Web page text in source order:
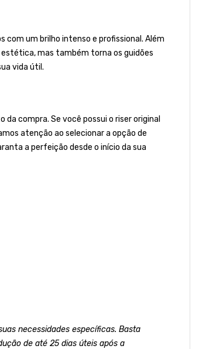
com um brilho intenso e profissional. Além
estética, mas também torna os guidões
vida útil.
compra. Se você possui o riser original
atenção ao selecionar a opção de
a perfeição desde o início da sua
necessidades específicas. Basta
de até 25 dias úteis após a